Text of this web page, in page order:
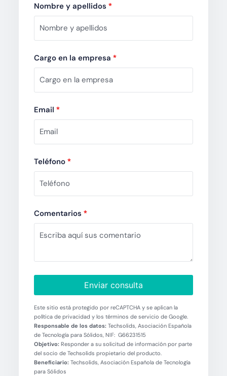
Nombre y apellidos *
Cargo en la empresa *
Email *
Teléfono *
Comentarios *
Enviar consulta
Este sitio está protegido por reCAPTCHA y se aplican la
política de privacidad y los términos de servicio de Google.
Responsable de los datos:Techsolids, Asociación Española
de Tecnología para Sólidos, NIF: G66231515
Objetivo:Responder a su solicitud de información por parte
del socio de Techsolids propietario del producto.
Beneficiario:Techsolids, Asociación Española de Tecnología
para Sólidos